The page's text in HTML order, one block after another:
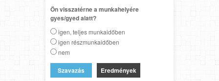
Ön visszatérne a munkahelyére
gyes/gyed alatt?
igen, teljes munkaidőben
igen részmunkaidőben
nem
Eredmények